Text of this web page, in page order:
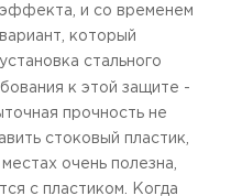
и со временем
который
стального
к этой защите -
прочность не
стоковый пластик,
очень полезна,
с пластиком. Когда